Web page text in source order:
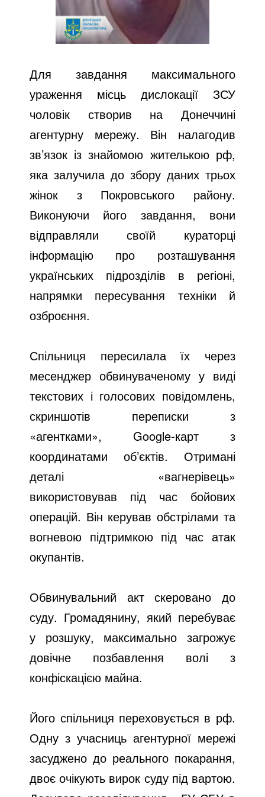
Для завдання максимального
ураження місць дислокації ЗСУ
чоловік створив на Донеччині
агентурну мережу. Він налагодив
зв’язок із знайомою жителькою рф,
яка залучила до збору даних трьох
жінок з Покровського району.
Виконуючи його завдання, вони
відправляли своїй кураторці
інформацію про розташування
українських підрозділів в регіоні,
напрямки пересування техніки й
озброєння.
Спільниця пересилала їх через
месенджер обвинуваченому у виді
текстових і голосових повідомлень,
скриншотів переписки з
«агентками», Google-карт з
координатами об’єктів. Отримані
деталі «вагнерівець»
використовував під час бойових
операцій. Він керував обстрілами та
вогневою підтримкою під час атак
окупантів.
Обвинувальний акт скеровано до
суду. Громадянину, який перебуває
у розшуку, максимально загрожує
довічне позбавлення волі з
конфіскацією майна.
Його спільниця переховується в рф.
Одну з учасниць агентурної мережі
засуджено до реального покарання,
двоє очікують вирок суду під вартою.